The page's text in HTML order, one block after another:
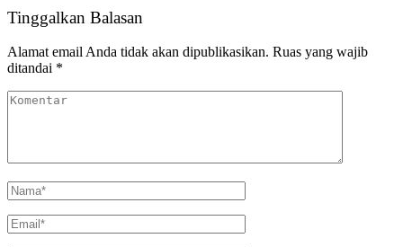
Tinggalkan Balasan
Alamat email Anda tidak akan dipublikasikan. Ruas yang wajib
ditandai *